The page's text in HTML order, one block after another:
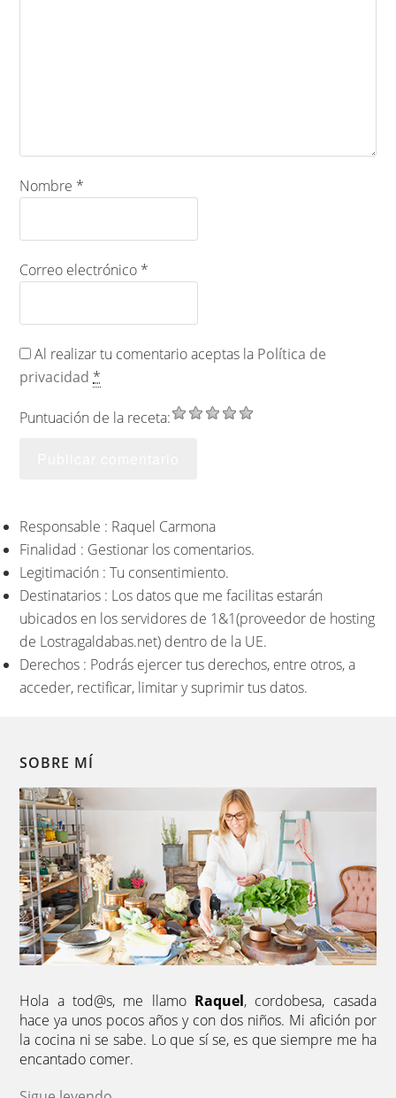
Nombre *
Correo electrónico *
Al realizar tu comentario aceptas la Política de
privacidad *
Puntuación de la receta:
Responsable : Raquel Carmona
Finalidad : Gestionar los comentarios.
Legitimación : Tu consentimiento.
Destinatarios : Los datos que me facilitas estarán
ubicados en los servidores de 1&1(proveedor de hosting
de Lostragaldabas.net) dentro de la UE.
Derechos : Podrás ejercer tus derechos, entre otros, a
acceder, rectificar, limitar y suprimir tus datos.
SOBRE MÍ
Hola a tod@s, me llamo Raquel, cordobesa, casada
hace ya unos pocos años y con dos niños. Mi afición por
la cocina ni se sabe. Lo que sí se, es que siempre me ha
encantado comer.